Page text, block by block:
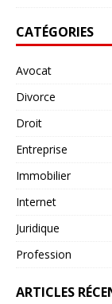
CATÉGORIES
Avocat
Divorce
Droit
Entreprise
Immobilier
Internet
Juridique
Profession
ARTICLES